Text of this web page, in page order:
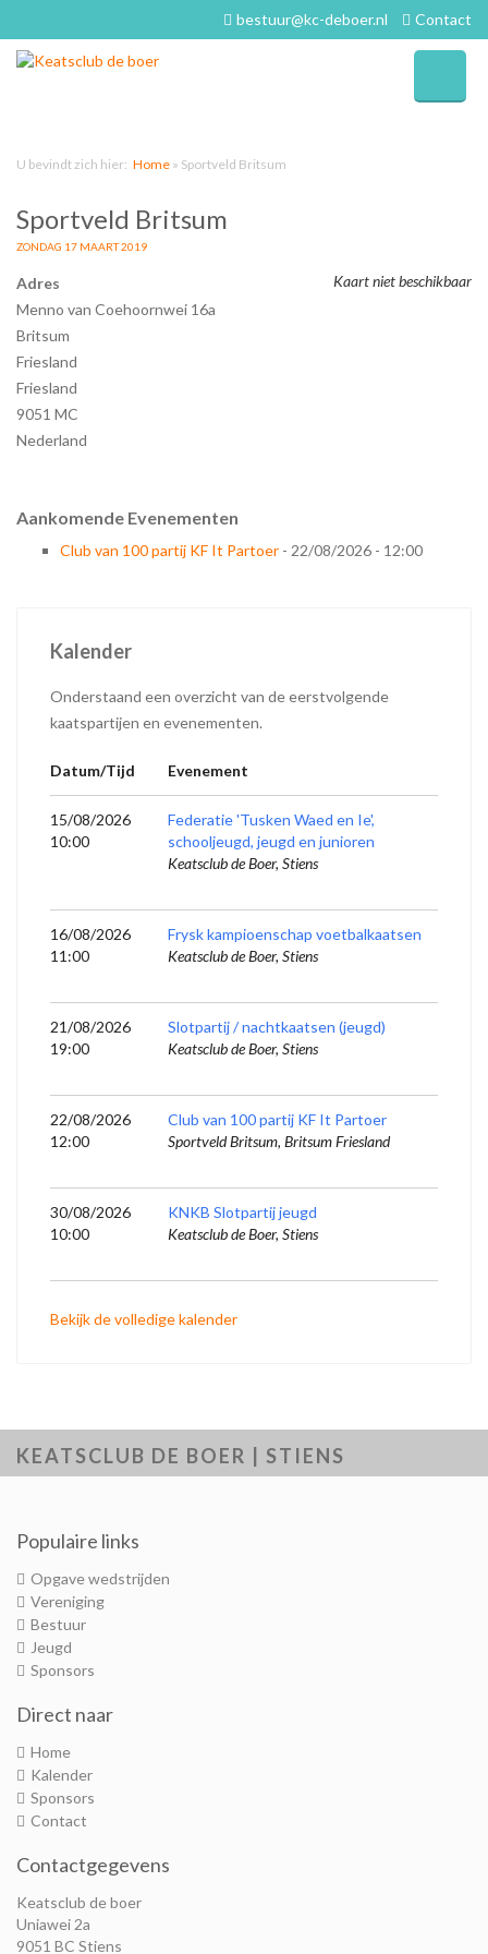
bestuur@kc-deboer.nl Contact
U bevindt zich hier: Home » Sportveld Britsum
Sportveld Britsum
ZONDAG 17 MAART 2019
Kaart niet beschikbaar
Adres
Menno van Coehoornwei 16a
Britsum
Friesland
Friesland
9051 MC
Nederland
Aankomende Evenementen
Club van 100 partij KF It Partoer - 22/08/2026 - 12:00
Kalender
Onderstaand een overzicht van de eerstvolgende
kaatspartijen en evenementen.
Datum/Tijd Evenement
15/08/2026
10:00
Federatie 'Tusken Waed en Ie',
schooljeugd, jeugd en junioren
Keatsclub de Boer, Stiens
16/08/2026
11:00
Frysk kampioenschap voetbalkaatsen
Keatsclub de Boer, Stiens
21/08/2026
19:00
Slotpartij / nachtkaatsen (jeugd)
Keatsclub de Boer, Stiens
22/08/2026
12:00
Club van 100 partij KF It Partoer
Sportveld Britsum, Britsum Friesland
30/08/2026
10:00
KNKB Slotpartij jeugd
Keatsclub de Boer, Stiens
Bekijk de volledige kalender
KEATSCLUB DE BOER | STIENS
Populaire links
Opgave wedstrijden
Vereniging
Bestuur
Jeugd
Sponsors
Direct naar
Home
Kalender
Sponsors
Contact
Contactgegevens
Keatsclub de boer
Uniawei 2a
9051 BC Stiens